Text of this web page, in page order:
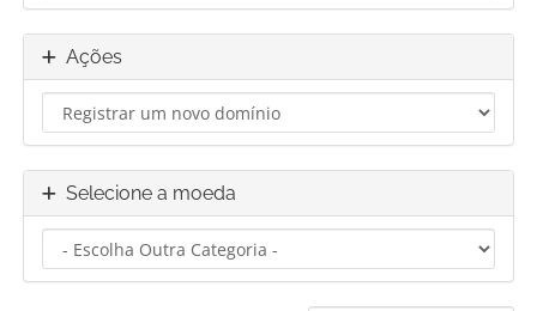
Ações
Selecione a moeda